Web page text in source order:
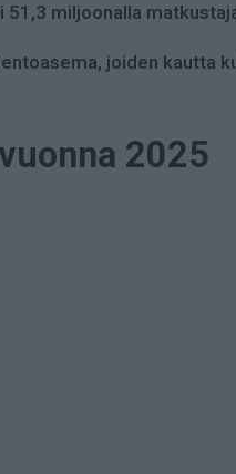
51,3 miljoonalla
joiden kautta
2025